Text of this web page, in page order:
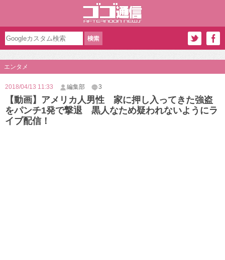
エンタメ
2018/04/13 11:33 編集部 3
【動画】アメリカ人男性 家に押し入ってきた強盗
をパンチ1発で撃退 黒人なため疑われないようにラ
イブ配信！